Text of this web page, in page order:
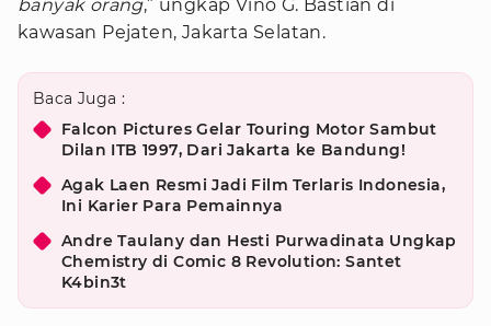
banyak orang,” ungkap Vino G. Bastian di
kawasan Pejaten, Jakarta Selatan.
Baca Juga :
Falcon Pictures Gelar Touring Motor Sambut
Dilan ITB 1997, Dari Jakarta ke Bandung!
Agak Laen Resmi Jadi Film Terlaris Indonesia,
Ini Karier Para Pemainnya
Andre Taulany dan Hesti Purwadinata Ungkap
Chemistry di Comic 8 Revolution: Santet
K4bin3t